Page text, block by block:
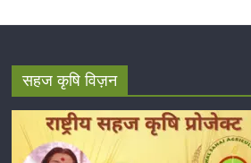
सहज कृषि विज़न